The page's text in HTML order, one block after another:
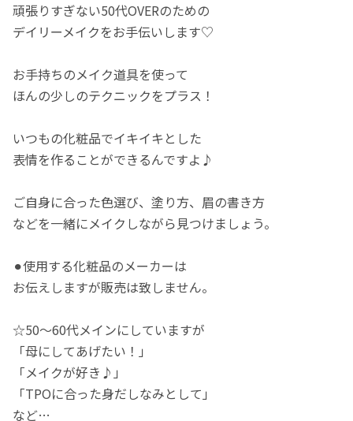
頑張りすぎない50代OVERのための
デイリーメイクをお手伝いします♡
お手持ちのメイク道具を使って
ほんの少しのテクニックをプラス！
いつもの化粧品でイキイキとした
表情を作ることができるんですよ♪
ご自身に合った色選び、塗り方、眉の書き方
などを一緒にメイクしながら見つけましょう。
⚫︎使用する化粧品のメーカーは
お伝えしますが販売は致しません。
☆50〜60代メインにしていますが
「母にしてあげたい！」
「メイクが好き♪」
「TPOに合った身だしなみとして」
など…